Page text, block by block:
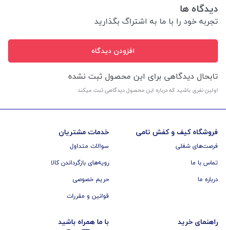
دیدگاه ها
تجربه خود را با ما به اشتراگ بگذارید
افزودن دیدگاه
تابحال دیدگاهی برای این محصول ثبت نشده
اولین نفری باشید که درباره این محصول دیدگاهی ثبت میکند
فروشگاه کیف و کفش تامی
فرصت‌های شغلی
تماس با ما
درباره ما
خدمات مشتریان
سوالات متداول
رویه‌های بازگرداندن کالا
حریم خصوصی
قوانین و مقررات
راهنمای خرید با ما همراه باشید